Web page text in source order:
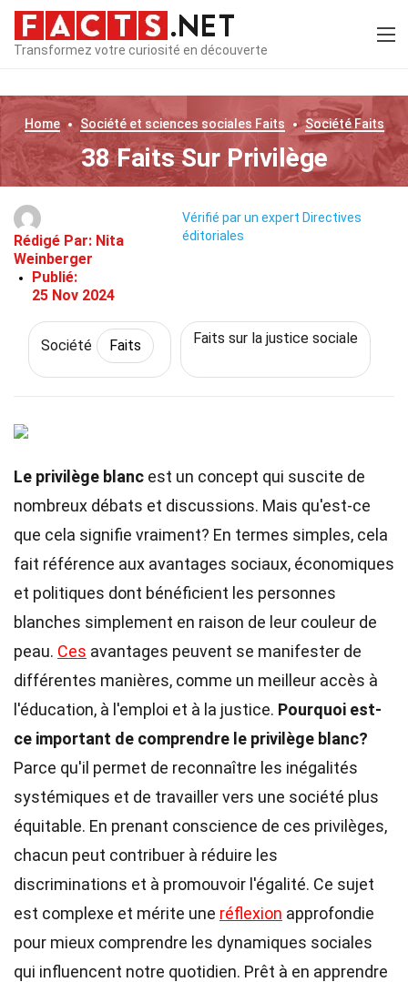
Transformez votre curiosité en découverte
Home Société et sciences sociales Faits SociétéFaits
38 Faits Sur Privilège
Rédigé Par: Nita
Weinberger
Publié:
25 Nov 2024
Vérifié par un expert Directives
éditoriales
Société Faits Faits sur la justice sociale
Le privilège blanc est un concept qui suscite de
nombreux débats et discussions. Mais qu'est-ce
que cela signifie vraiment? En termes simples, cela
fait référence aux avantages sociaux, économiques
et politiques dont bénéficient les personnes
blanches simplement en raison de leur couleur de
peau. Ces avantages peuvent se manifester de
différentes manières, comme un meilleur accès à
l'éducation, à l'emploi et à la justice. Pourquoi est-
ce important de comprendre le privilège blanc?
Parce qu'il permet de reconnaître les inégalités
systémiques et de travailler vers une société plus
équitable. En prenant conscience de ces privilèges,
chacun peut contribuer à réduire les
discriminations et à promouvoir l'égalité. Ce sujet
est complexe et mérite une réflexion approfondie
pour mieux comprendre les dynamiques sociales
qui influencent notre quotidien. Prêt à en apprendre